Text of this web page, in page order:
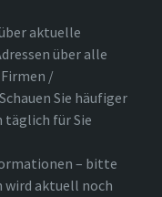
aktuelle
über alle
/
Sie häufiger
täglich für Sie
– bitte
wird aktuell noch